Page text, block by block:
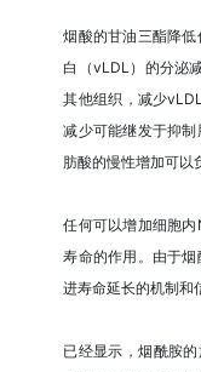
烟酸的甘油三酯降
白（vLDL）的分泌
其他组织，减少
减少可能继发于抑
肪酸的慢性增加可以
任何可以增加细胞
寿命的作用。由于
进寿命延长的机制和
已经显示，烟酰胺